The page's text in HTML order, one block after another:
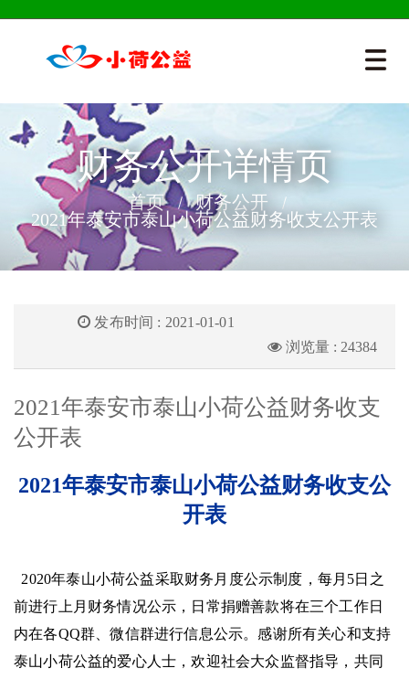
财务公开详情页
首页
财务公开
2021年泰安市泰山小荷公益财务收支公开表
发布时间 : 2021-01-01
浏览量 : 24384
2021年泰安市泰山小荷公益财务收支
公开表
2021年泰安市泰山小荷公益财务收支公
开表
2020年泰山小荷公益采取财务月度公示制度，每月5日之
前进行上月财务情况公示，日常捐赠善款将在三个工作日
内在各QQ群、微信群进行信息公示。感谢所有关心和支持
泰山小荷公益的爱心人士，欢迎社会大众监督指导，共同